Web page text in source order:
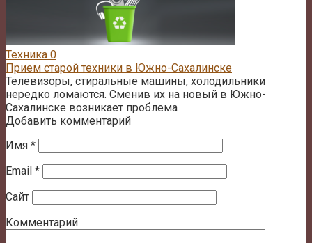
Техника 0
Прием старой техники в Южно-Сахалинске
Телевизоры, стиральные машины, холодильники
нередко ломаются. Сменив их на новый в Южно-
Сахалинске возникает проблема
Добавить комментарий
Имя *
Email *
Сайт
Комментарий